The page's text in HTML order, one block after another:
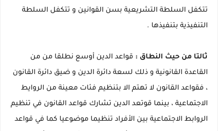
تتكفل السلطة التشريعية بسن القوانين و تتكفل السلطة
التنفيذية بتنفيذها .
ثالتا من حيث النطاق : قواعد الدين أوسع نطلقا من من
القاعدة القانونية و ذلك لسعة دائرة الدين و ضيق دائرة القانون
، فقواعد القانون لا تهتم الا بتنظيم فئات معينة من الروايط
الاجتماعية ، بينما قوتعد الدين تشارك قواعد القانون في تنظيم
الروابط الاجتماعية بين الأفراد تنظيما موضوعيا كما في قواعد